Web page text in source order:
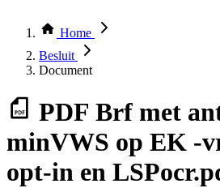
Thema COVID-19
Bekijk per bestuursorgaan
Home
Besluit
Document
PDF Brf met
minVWS op EK -
opt-in en